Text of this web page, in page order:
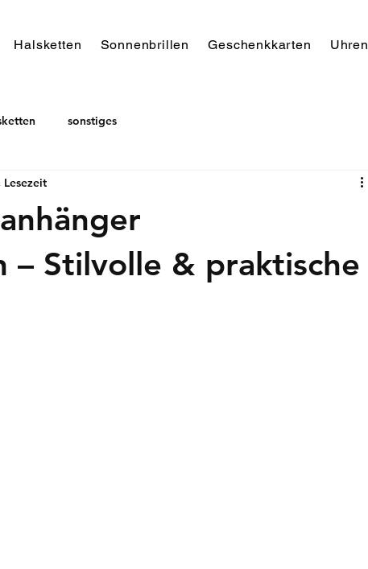
Halsketten Sonnenbrillen Geschenkkarten Uhren
sonstiges
– Stilvolle & praktische
Lesezeit